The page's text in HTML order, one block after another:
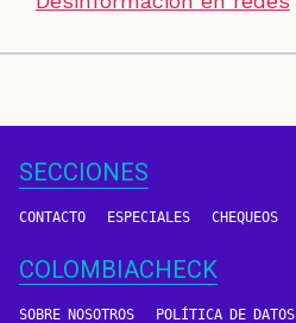
SECCIONES
CONTACTO ESPECIALES CHEQUEOS
COLOMBIACHECK
SOBRE NOSOTROS POLÍTICA DE DATOS